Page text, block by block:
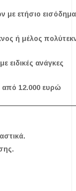
με ετήσιο
ή μέλος
ειδικές ανάγκες
από 12.000 ευρώ